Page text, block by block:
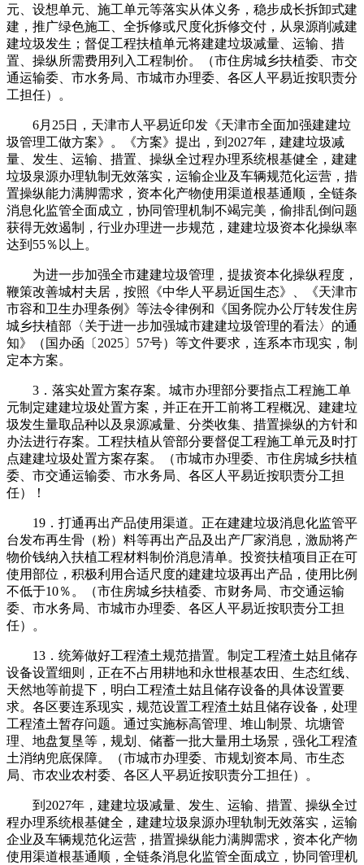
元、设想单元、施工单元等落实从体义务，稳步成长拆卸式建
建，推广绿色施工、全拆修或尺度化拆修交付，从泉源削减建
建垃圾发生；督促工程扶植单元将建建垃圾减量、运输、措
置、操纵所需费用列入工程制价。（市住房城乡扶植委、市交
通运输委、市水务局、市城市办理委、各区人平易近按职责分
工担任）。
6月25日，天津市人平易近印发《天津市全面加强建建垃
圾管理工做方案》。《方案》提出，到2027年，建建垃圾减
量、发生、运输、措置、操纵全过程办理系统根基健全，建建
垃圾泉源办理轨制无效落实，运输企业及车辆规范化运营，措
置操纵能力满脚需求，资本化产物使用渠道根基通顺，全链条
消息化监管全面成立，协同管理机制不竭完美，偷排乱倒问题
获得无效遏制，行业办理进一步规范，建建垃圾资本化操纵率
达到55％以上。
为进一步加强全市建建垃圾管理，提拔资本化操纵程度，
鞭策改善城村夫居，按照《中华人平易近国生态》、《天津市
市容和卫生办理条例》等法令律例和《国务院办公厅转发住房
城乡扶植部〈关于进一步加强城市建建垃圾管理的看法〉的通
知》（国办函〔2025〕57号）等文件要求，连系本市现实，制
定本方案。
3．落实处置方案存案。城市办理部分要指点工程施工单
元制定建建垃圾处置方案，并正在开工前将工程概况、建建垃
圾发生量取品种以及泉源减量、分类收集、措置操纵的方针和
办法进行存案。工程扶植从管部分要督促工程施工单元及时打
点建建垃圾处置方案存案。（市城市办理委、市住房城乡扶植
委、市交通运输委、市水务局、各区人平易近按职责分工担
任）！
19．打通再出产品使用渠道。正在建建垃圾消息化监管平
台发布再生骨（粉）料等再出产品及出产厂家消息，激励将产
物价钱纳入扶植工程材料制价消息清单。投资扶植项目正在可
使用部位，积极利用合适尺度的建建垃圾再出产品，使用比例
不低于10％。（市住房城乡扶植委、市财务局、市交通运输
委、市水务局、市城市办理委、各区人平易近按职责分工担
任）。
13．统筹做好工程渣土规范措置。制定工程渣土姑且储存
设备设置细则，正在不占用耕地和永世根基农田、生态红线、
天然地等前提下，明白工程渣土姑且储存设备的具体设置要
求。各区要连系现实，规范设置工程渣土姑且储存设备，处理
工程渣土暂存问题。通过实施标高管理、堆山制景、坑塘管
理、地盘复垦等，规划、储蓄一批大量用土场景，强化工程渣
土消纳兜底保障。（市城市办理委、市规划资本局、市生态
局、市农业农村委、各区人平易近按职责分工担任）。
到2027年，建建垃圾减量、发生、运输、措置、操纵全过
程办理系统根基健全，建建垃圾泉源办理轨制无效落实，运输
企业及车辆规范化运营，措置操纵能力满脚需求，资本化产物
使用渠道根基通顺，全链条消息化监管全面成立，协同管理机